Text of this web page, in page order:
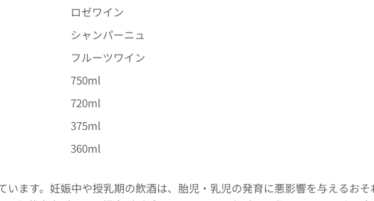
ロゼワイン
シャンパーニュ
フルーツワイン
750ml
720ml
375ml
360ml
ます。妊娠中や授乳期の飲酒は、胎児・乳児の発育に悪影響を与えるおそ